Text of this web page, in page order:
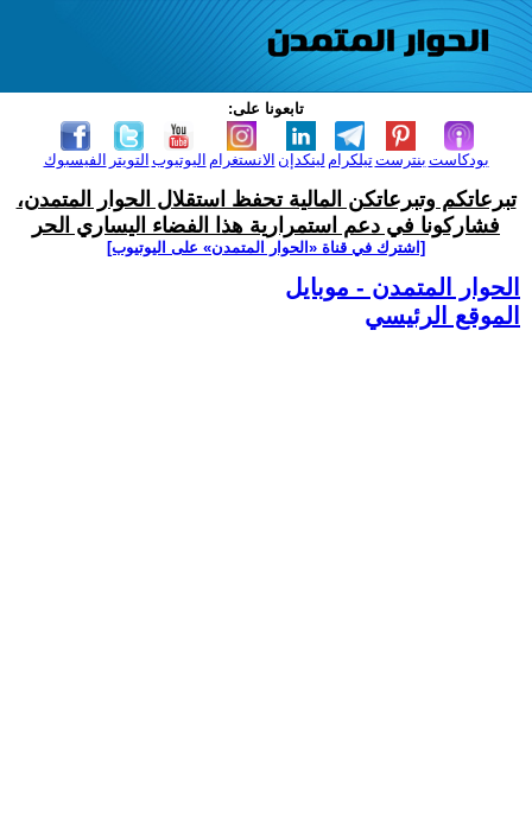
تابعونا على:
الفيسبوك التويتر اليوتيوب الانستغرام لينكدإن تيلكرامبنترست بودكاست
تبرعاتكم وتبرعاتكن المالية تحفظ استقلال الحوار المتمدن،
فشاركونا في دعم استمرارية هذا الفضاء اليساري الحر
[اشترك في قناة ‫«الحوار المتمدن» على اليوتيوب]
الحوار المتمدن - موبايل
الموقع الرئيسي